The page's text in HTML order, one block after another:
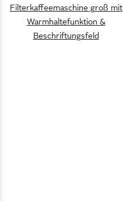
Filterkaffeemaschine groß mit
Warmhaltefunktion &
Beschriftungsfeld